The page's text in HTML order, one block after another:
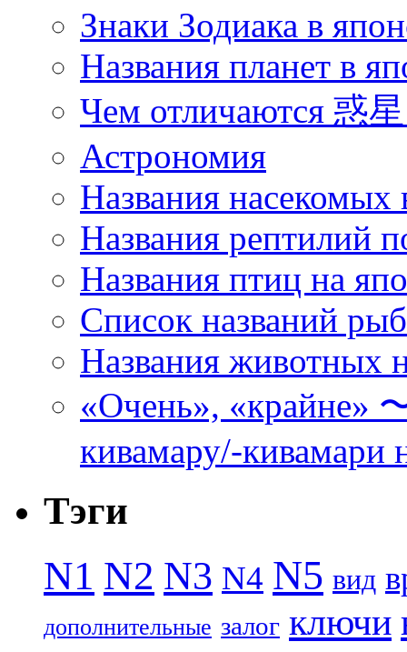
Знаки Зодиака в
Названия планет в
Чем отличаются 惑
Астрономия
Названия насекомых
Названия рептилий
Названия птиц на
Список названий
Названия животных
«Очень», «крайне»
кивамару/-кивамари
Тэги
N1 N2 N3 N4 N5 вид
дополнительные залог ключи